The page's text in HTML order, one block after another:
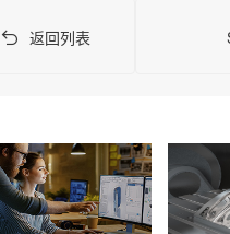
返回列表